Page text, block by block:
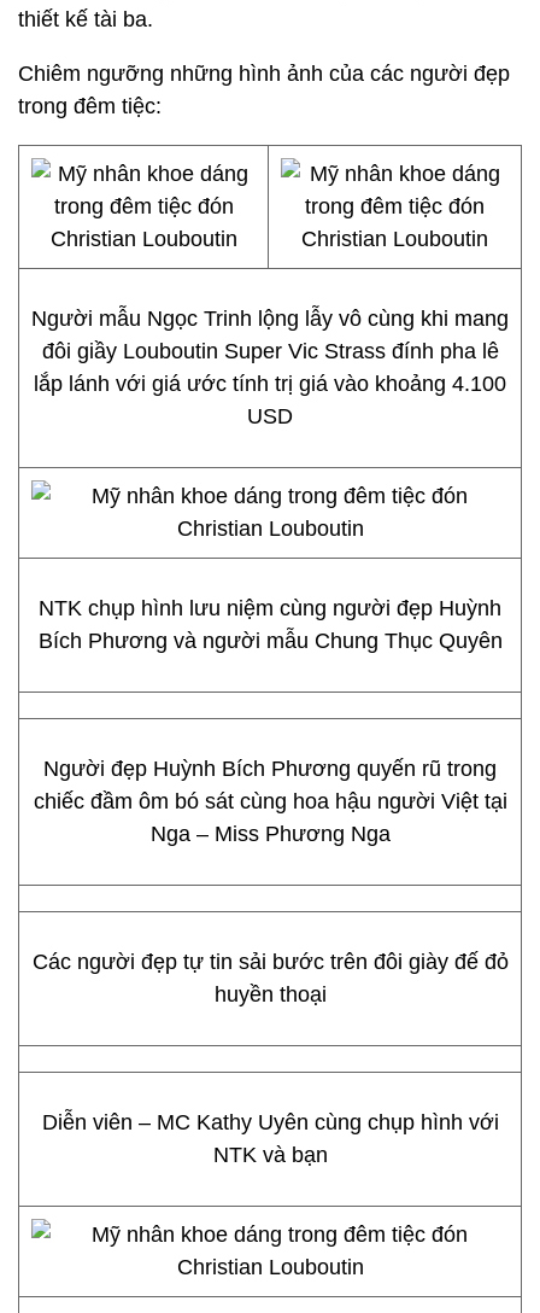
thiết kế tài ba.
Chiêm ngưỡng những hình ảnh của các người đẹp
trong đêm tiệc:
Người mẫu Ngọc Trinh lộng lẫy vô cùng khi mang
đôi giầy Louboutin Super Vic Strass đính pha lê
lắp lánh với giá ước tính trị giá vào khoảng 4.100
USD
NTK chụp hình lưu niệm cùng người đẹp Huỳnh
Bích Phương và người mẫu Chung Thục Quyên
Người đẹp Huỳnh Bích Phương quyến rũ trong
chiếc đầm ôm bó sát cùng hoa hậu người Việt tại
Nga – Miss Phương Nga
Các người đẹp tự tin sải bước trên đôi giày đế đỏ
huyền thoại
Diễn viên – MC Kathy Uyên cùng chụp hình với
NTK và bạn